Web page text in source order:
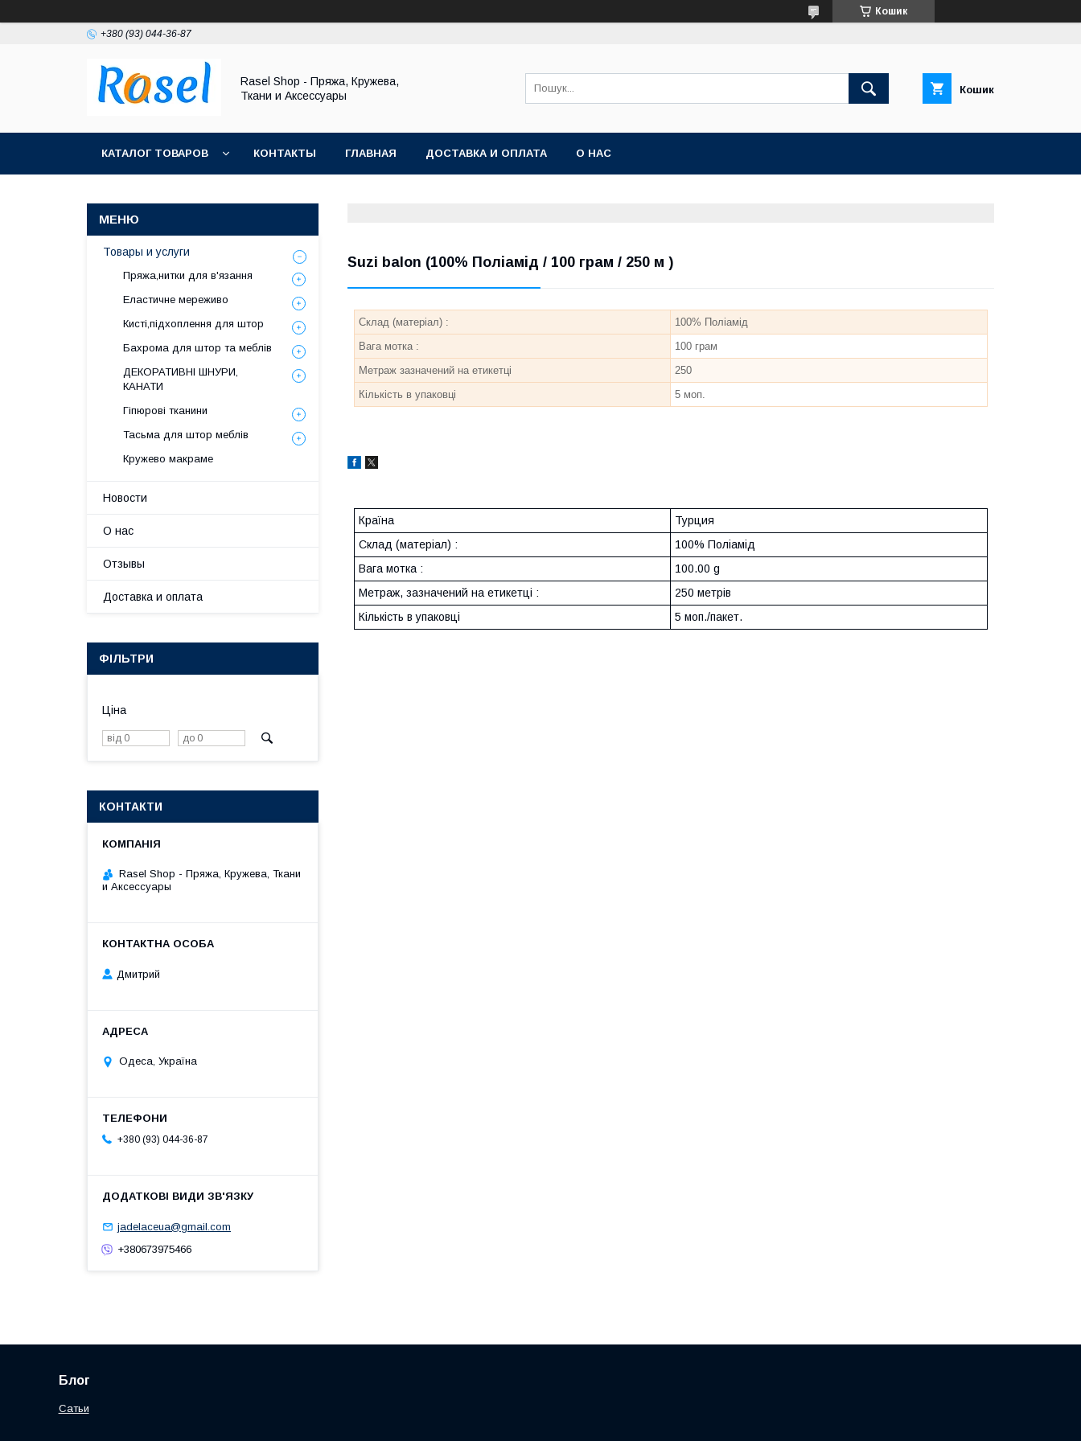
Кошик
+380 (93) 044-36-87
Rasel Shop - Пряжа, Кружева,
Ткани и Аксессуары
Кошик
КАТАЛОГ ТОВАРОВ КОНТАКТЫ ГЛАВНАЯ ДОСТАВКА И ОПЛАТА О НАС
Suzi balon (100% Поліамід / 100 грам / 250 м )
Склад (матеріал) :
100% Поліамід
Вага мотка :
100 грам
Метраж зазначений на етикетці
250
Кількість в упаковці
5 моп.
Країна
Турция
Склад (матеріал) :
100% Поліамід
Вага мотка :
100.00 g
Метраж, зазначений на етикетці :
250 метрів
Кількість в упаковці
5 моп./пакет.
Товары и услуги
Пряжа,нитки для в'язання
Еластичне мереживо
Кисті,підхоплення для штор
Бахрома для штор та меблів
ДЕКОРАТИВНІ ШНУРИ,
КАНАТИ
Гіпюрові тканини
Тасьма для штор меблів
Кружево макраме
Новости
О нас
Отзывы
Доставка и оплата
ФІЛЬТРИ
Ціна
КОНТАКТИ
Rasel Shop - Пряжа, Кружева, Ткани
и Аксессуары
Дмитрий
Одеса, Україна
+380 (93) 044-36-87
jadelaceua@gmail.com
+380673975466
Блог
Сатьи